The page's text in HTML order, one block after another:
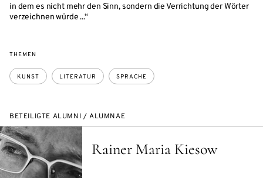
in dem es nicht mehr den Sinn, sondern die Verrichtung der Wörter
verzeichnen würde ...“
THEMEN
KUNST LITERATUR SPRACHE
BETEILIGTE ALUMNI / ALUMNAE
Rainer Maria Kiesow